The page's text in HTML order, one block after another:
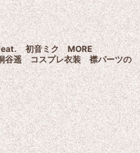
feat. 初音ミク MORE
遥 コスプレ衣装 襟パーツの